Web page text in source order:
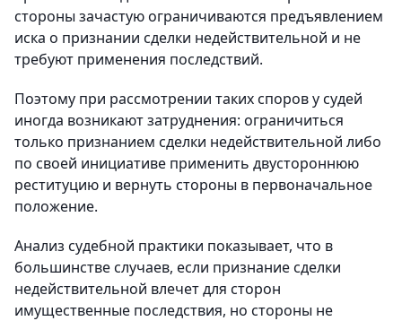
стороны зачастую ограничиваются предъявлением
иска о признании сделки недействительной и не
требуют применения последствий.
Поэтому при рассмотрении таких споров у судей
иногда возникают затруднения: ограничиться
только признанием сделки недействительной либо
по своей инициативе применить двустороннюю
реституцию и вернуть стороны в первоначальное
положение.
Анализ судебной практики показывает, что в
большинстве случаев, если признание сделки
недействительной влечет для сторон
имущественные последствия, но стороны не